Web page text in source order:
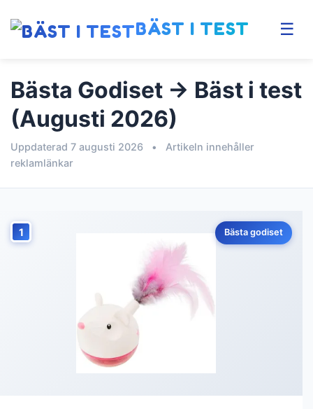
BÄST I TEST ☰
Bästa Godiset → Bäst i test
(Augusti 2026)
Uppdaterad 7 augusti 2026 •
Artikeln innehåller
reklamlänkar
1 Bästa godiset